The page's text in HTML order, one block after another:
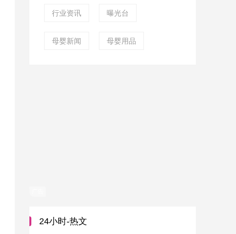
行业资讯 曝光台
母婴新闻 母婴用品
24小时-热文